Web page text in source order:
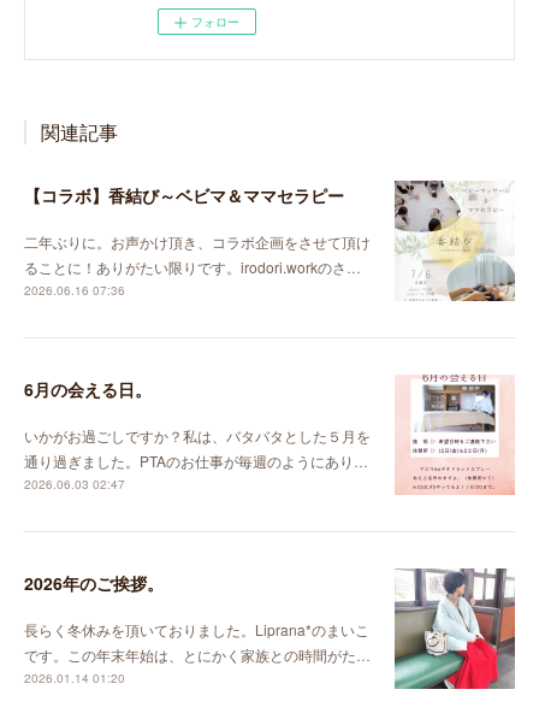
フォロー
関連記事
【コラボ】香結び～ベビマ＆ママセラピー
二年ぶりに。お声かけ頂き、コラボ企画をさせて頂け
ることに！ありがたい限りです。irodori.workのさ…
2026.06.16 07:36
6月の会える日。
いかがお過ごしですか？私は、バタバタとした５月を
通り過ぎました。PTAのお仕事が毎週のようにあり…
2026.06.03 02:47
2026年のご挨拶。
長らく冬休みを頂いておりました。Liprana*のまいこ
です。この年末年始は、とにかく家族との時間がた…
2026.01.14 01:20